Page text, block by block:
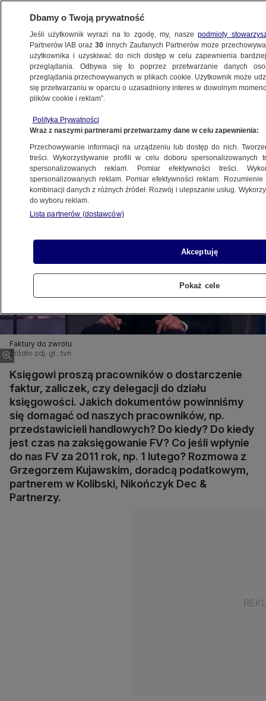
BIZNES
Z KRAJU
20.12.2011, 15:17Aktualizacja:20.12.2011, 13:53
Udostępnij
Faktury do zwrotu
Źródło zdj. gł.: tvn
Księgowi proszą pracowników o dostarczenie
faktur, zaliczek, czy delegacji do działu
księgowości. Jakich dokumentów powinniśmy
się domagać od naszych pracowników, np.
przedstawicieli handlowych? Do kiedy? Do kiedy
jest czas na zaksięgowanie FV? Co jeśli wpłynie
do nas FV za 2011 rok, np. 1 lutego? Rozmowa z
Grzegorzem Kujawskim, doradcą podatkowym,
partnerem w Kolibski, Nikończyk Dec &
Partnerzy.
Dbamy o Twoją prywatność
Jeśli użytkownik wyrazi na to zgodę, my, naszepodmioty
Partnerów IAB oraz30 innych Zaufanych Partnerów może
użytkownika i uzyskiwać do nich dostęp w celu zapewnienia
przeglądania. Odbywa się to poprzez przetwarzanie danych
przeglądania przechowywanych w plikach cookie. Użytkownik może
się przetwarzaniu w oparciu o uzasadniony interes w dowolnym
plików cookie i reklam”.
Polityka Prywatności
Wraz z naszymi partnerami przetwarzamy dane w celu zapewnienia:
Przechowywanie informacji na urządzeniu lub dostęp do nich.
treści. Wykorzystywanie profili w celu doboru spersonalizowanych
spersonalizowanych reklam. Pomiar efektywności treści.
spersonalizowanych reklam. Pomiar efektywności reklam.
kombinacji danych z różnych źródeł. Rozwój i ulepszanie usług.
do wyboru reklam.
Lista partnerów (dostawców)
Akceptuję
Pokaż cele